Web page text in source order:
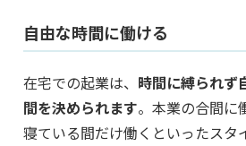
自由な時間に働ける
在宅での起業は、 時間に縛られず
間を決められます。本業の合間に
寝ている間だけ働くといったスタ